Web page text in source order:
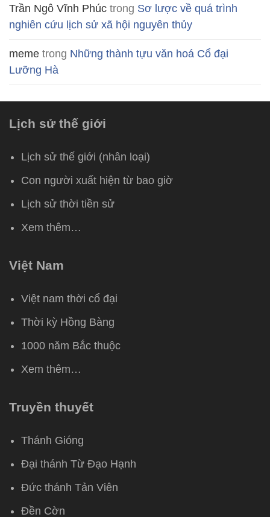
Trần Ngô Vĩnh Phúc trong Sơ lược về quá trình
nghiên cứu lịch sử xã hội nguyên thủy
meme trong Những thành tựu văn hoá Cổ đại
Lưỡng Hà
Lịch sử thế giới
Lịch sử thế giới (nhân loại)
Con người xuất hiện từ bao giờ
Lịch sử thời tiền sử
Xem thêm…
Việt Nam
Việt nam thời cổ đại
Thời kỳ Hồng Bàng
1000 năm Bắc thuộc
Xem thêm…
Truyền thuyết
Thánh Gióng
Đại thánh Từ Đạo Hạnh
Đức thánh Tản Viên
Đền Cờn